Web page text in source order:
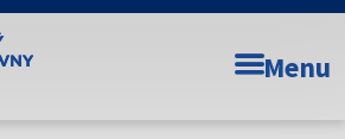
stránka Prešovského
Menu